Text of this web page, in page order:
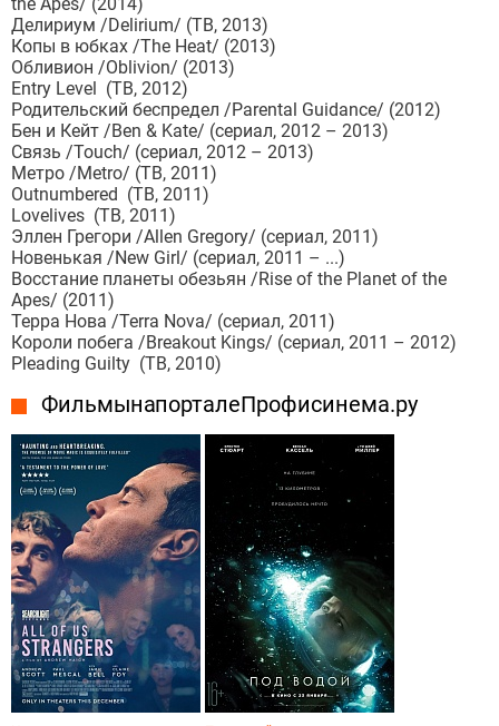
Делириум /Delirium/ (ТВ, 2013)
Копы в юбках /The Heat/ (2013)
Обливион /Oblivion/ (2013)
Entry Level (ТВ, 2012)
Родительский беспредел /Parental Guidance/ (2012)
Бен и Кейт /Ben & Kate/ (сериал, 2012 – 2013)
Связь /Touch/ (сериал, 2012 – 2013)
Метро /Metro/ (ТВ, 2011)
Outnumbered (ТВ, 2011)
Lovelives (ТВ, 2011)
Эллен Грегори /Allen Gregory/ (сериал, 2011)
Новенькая /New Girl/ (сериал, 2011 – ...)
Восстание планеты обезьян /Rise of the Planet of the
Apes/ (2011)
Терра Нова /Terra Nova/ (сериал, 2011)
Короли побега /Breakout Kings/ (сериал, 2011 – 2012)
Pleading Guilty (ТВ, 2010)
Фильмы на портале Профисинема.ру